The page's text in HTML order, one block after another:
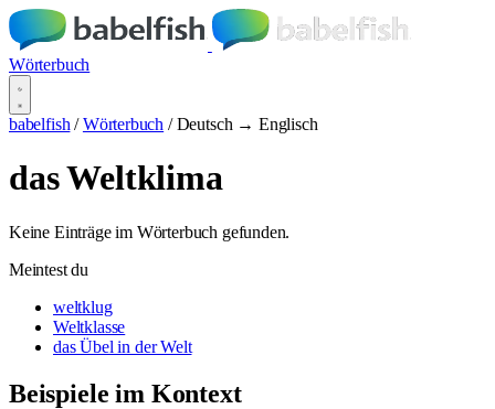
Wörterbuch
babelfish / Wörterbuch / Deutsch → Englisch
das Weltklima
Keine Einträge im Wörterbuch gefunden.
Meintest du
weltklug
Weltklasse
das Übel in der Welt
Beispiele im Kontext